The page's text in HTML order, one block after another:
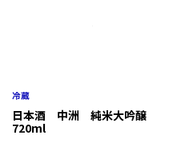
日本酒 中洲 純米大吟醸
720ml